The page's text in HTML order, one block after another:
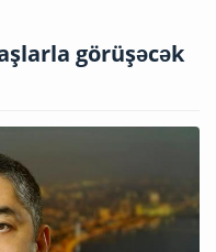
görüşəcək